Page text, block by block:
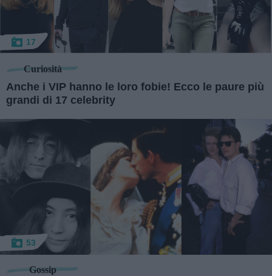
17
Curiosità
Anche i VIP hanno le loro fobie! Ecco le paure più
grandi di 17 celebrity
53
Gossip